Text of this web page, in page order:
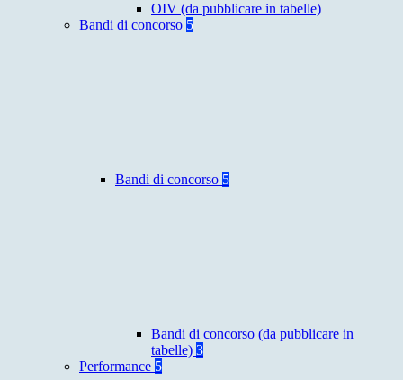
OIV (da pubblicare in tabelle)
Bandi di concorso 5
Bandi di concorso 5
Bandi di concorso (da pubblicare in
tabelle) 3
Performance 5